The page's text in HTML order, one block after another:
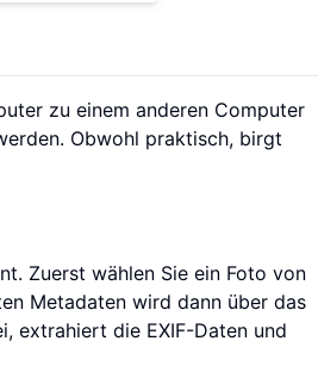
zu einem anderen Computer
Obwohl praktisch, birgt
Zuerst wählen Sie ein Foto von
Metadaten wird dann über das
extrahiert die EXIF-Daten und